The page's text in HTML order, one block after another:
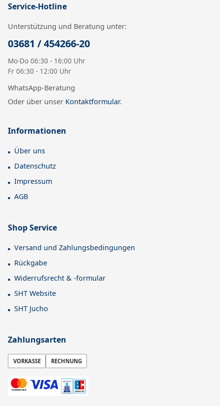
Service-Hotline
Unterstützung und Beratung unter:
03681 / 454266-20
Mo-Do 06:30 - 16:00 Uhr
Fr 06:30 - 12:00 Uhr
WhatsApp-Beratung
Oder über unser Kontaktformular.
Informationen
Über uns
Datenschutz
Impressum
AGB
Shop Service
Versand und Zahlungsbedingungen
Rückgabe
Widerrufsrecht & -formular
SHT Website
SHT Jucho
Zahlungsarten
VORKASSE RECHNUNG